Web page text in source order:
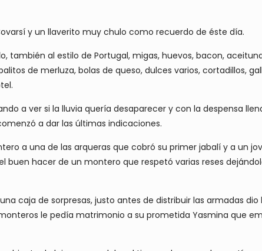
y un llaverito muy chulo como recuerdo de éste día.
también al estilo de Portugal, migas, huevos, bacon,
de merluza, bolas de queso, dulces varios, cortadillos,
a ver si la lluvia quería desaparecer y con la despensa
a dar las últimas indicaciones.
a una de las arqueras que cobró su primer jabalí y a un
buen hacer de un montero que respetó varias reses
caja de sorpresas, justo antes de distribuir las armadas
le pedía matrimonio a su prometida Yasmina que